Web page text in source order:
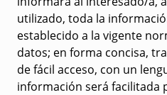
utilizado, toda la
establecido a la vigente
datos; en forma concisa,
de fácil acceso, con un
información será facilitada